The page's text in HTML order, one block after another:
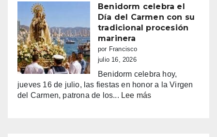
la
euforia
y
la
alarma:
comercios
guerra
de
sombrillas
Benidorm celebra el
Día del Carmen con su
tradicional procesión
marinera
por Francisco
julio 16, 2026
Benidorm celebra hoy,
jueves 16 de julio, las fiestas en honor a la Virgen
del Carmen, patrona de los... Lee más: